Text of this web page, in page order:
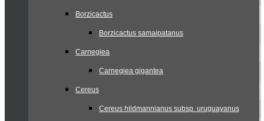
Borzicactus
Borzicactus samaipatanus
Carnegiea
Carnegiea gigantea
Cereus
Cereus hildmannianus subsp. uruguayanus